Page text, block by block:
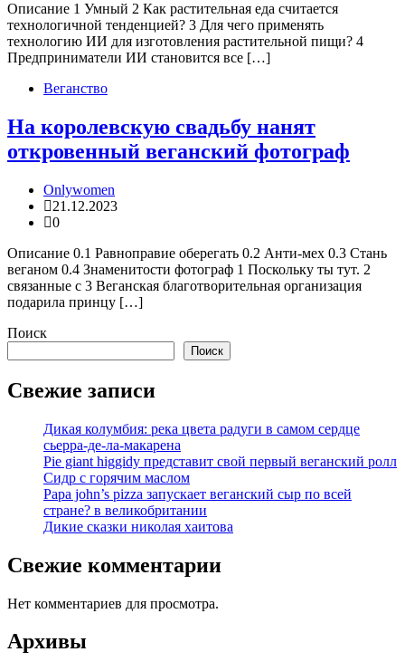
Описание 1 Умный 2 Как растительная еда считается
технологичной тенденцией? 3 Для чего применять
технологию ИИ для изготовления растительной пищи? 4
Предприниматели ИИ становится все […]
Веганство
На королевскую свадьбу нанят
откровенный веганский фотограф
Onlywomen
21.12.2023
0
Описание 0.1 Равноправие оберегать 0.2 Анти-мех 0.3 Стань
веганом 0.4 Знаменитости фотограф 1 Поскольку ты тут. 2
связанные с 3 Веганская благотворительная организация
подарила принцу […]
Поиск
Поиск
Свежие записи
Дикая колумбия: река цвета радуги в самом сердце
сьерра-де-ла-макарена
Pie giant higgidy представит свой первый веганский ролл
Сидр с горячим маслом
Papa john’s pizza запускает веганский сыр по всей
стране? в великобритании
Дикие сказки николая хаитова
Свежие комментарии
Нет комментариев для просмотра.
Архивы